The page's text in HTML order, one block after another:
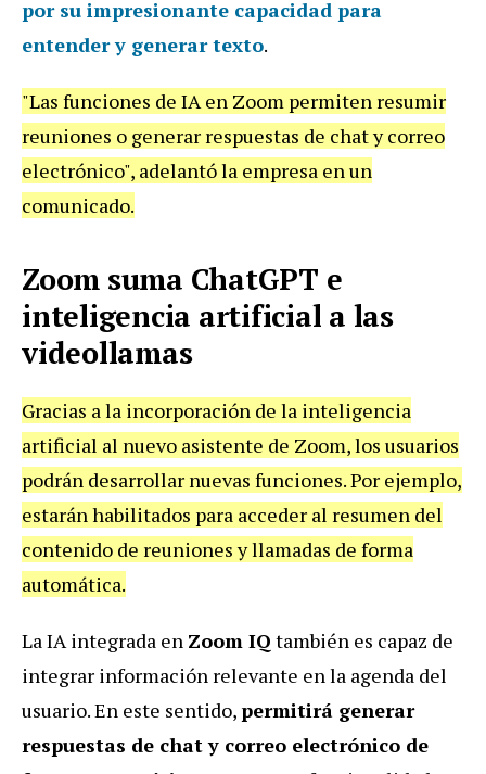
por su impresionante capacidad para
entender y generar texto.
"Las funciones de IA en Zoom permiten resumir
reuniones o generar respuestas de chat y correo
electrónico", adelantó la empresa en un
comunicado.
Zoom suma ChatGPT e
inteligencia artificial a las
videollamas
Gracias a la incorporación de la inteligencia
artificial al nuevo asistente de Zoom, los usuarios
podrán desarrollar nuevas funciones. Por ejemplo,
estarán habilitados para acceder al resumen del
contenido de reuniones y llamadas de forma
automática.
La IA integrada en Zoom IQ también es capaz de
integrar información relevante en la agenda del
usuario. En este sentido,permitirá generar
respuestas de chat y correo electrónico de